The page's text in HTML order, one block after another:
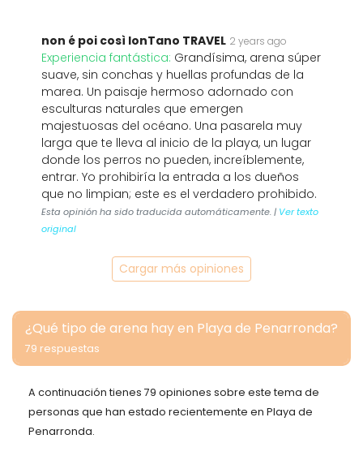
non é poi così lonTano TRAVEL 2 years ago
Experiencia fantástica: Grandísima, arena súper
suave, sin conchas y huellas profundas de la
marea. Un paisaje hermoso adornado con
esculturas naturales que emergen
majestuosas del océano. Una pasarela muy
larga que te lleva al inicio de la playa, un lugar
donde los perros no pueden, increíblemente,
entrar. Yo prohibiría la entrada a los dueños
que no limpian; este es el verdadero prohibido.
Esta opinión ha sido traducida automáticamente. | Ver texto
original
Cargar más opiniones
¿Qué tipo de arena hay en Playa de Penarronda?
79 respuestas
A continuación tienes 79 opiniones sobre este tema de
personas que han estado recientemente en Playa de
Penarronda.